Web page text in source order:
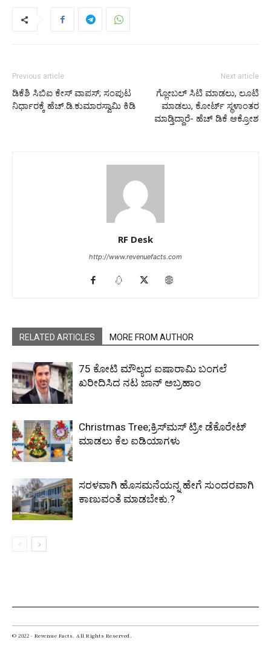
Previous article
ಡಿಕೆಶಿ ಸಿಬಿಐ ಕೇಸ್ ವಾಪಸ್; ಸಂಪುಟ
ನಿರ್ಧಾರಕ್ಕೆ ಹೆಚ್.ಡಿ.ಕುಮಾರಸ್ವಾಮಿ ಕಿಡಿ
Next article
ಗ್ಲೋಬಲ್‌ ಸಿಟಿ ಮಾಡಲು, ಲೂಟಿ
ಮಾಡಲು, ಕೋರ್ಟ್ ಸ್ಥಳಾಂತರ
ಮಾಡ್ತಿದ್ದಾರೆ- ಹೆಚ್ ಡಿಕೆ ಆಕ್ರೋಶ
RF Desk
http://www.revenuefacts.com
RELATED ARTICLES MORE FROM AUTHOR
₹75 ಕೋಟಿ ಮೌಲ್ಯದ ಐಷಾರಾಮಿ ಬಂಗಲೆ
ಖರೀದಿಸಿದ ನಟ ಜಾನ್ ಅಬ್ರಹಾಂ
Christmas Tree;ಕ್ರಿಸ್‌ಮಸ್‌​ ಟ್ರೀ ಡೆಕೊರೇಟ್​
ಮಾಡಲು ಕೆಲ ಐಡಿಯಾಗಳು
ಸರಳವಾಗಿ ಹೊಸಮನೆಯನ್ನ ಹೇಗೆ ಸುಂದರವಾಗಿ
ಕಾಣುವಂತೆ ಮಾಡಬೇಕು.?
© 2022 - Revenue Facts. All Rights Reserved.